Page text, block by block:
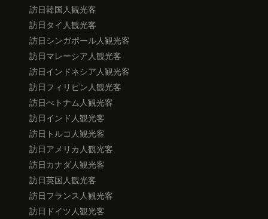
訪日韓国人観光客
訪日タイ人観光客
訪日シンガポール人観光客
訪日マレーシア人観光客
訪日インドネシア人観光客
訪日フィリピン人観光客
訪日べトナム人観光客
訪日インド人観光客
訪日トルコ人観光客
訪日アメリカ人観光客
訪日カナダ人観光客
訪日英国人観光客
訪日フランス人観光客
訪日ドイツ人観光客